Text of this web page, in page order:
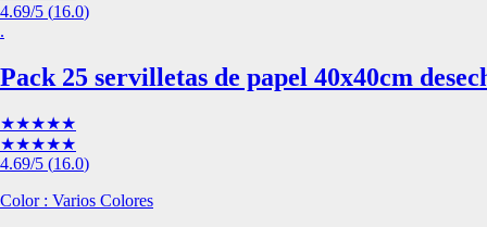
4.69/5 (16.0)
.
Pack 25 servilletas de papel 40x40cm
★★★★★
★★★★★
4.69/5 (16.0)
Color : Varios Colores
existencia de estas